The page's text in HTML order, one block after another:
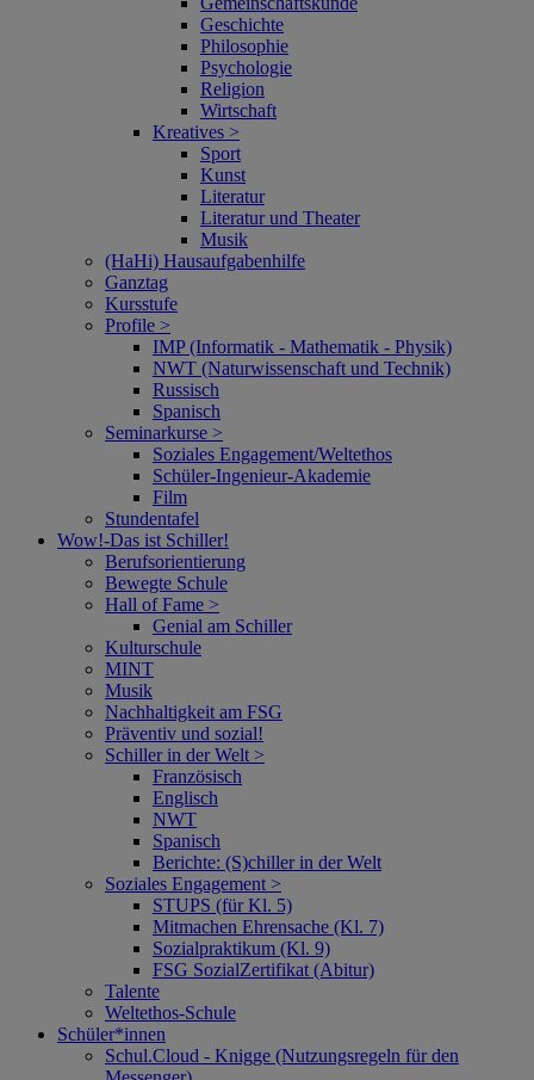
Geschichte
Philosophie
Psychologie
Religion
Wirtschaft
Kreatives >
Sport
Kunst
Literatur
Literatur und Theater
Musik
(HaHi) Hausaufgabenhilfe
Ganztag
Kursstufe
Profile >
IMP (Informatik - Mathematik - Physik)
NWT (Naturwissenschaft und Technik)
Russisch
Spanisch
Seminarkurse >
Soziales Engagement/Weltethos
Schüler-Ingenieur-Akademie
Film
Stundentafel
Wow!‑Das ist Schiller!
Berufsorientierung
Bewegte Schule
Hall of Fame >
Genial am Schiller
Kulturschule
MINT
Musik
Nachhaltigkeit am FSG
Präventiv und sozial!
Schiller in der Welt >
Französisch
Englisch
NWT
Spanisch
Berichte: (S)chiller in der Welt
Soziales Engagement >
STUPS (für Kl. 5)
Mitmachen Ehrensache (Kl. 7)
Sozialpraktikum (Kl. 9)
FSG SozialZertifikat (Abitur)
Talente
Weltethos-Schule
Schüler*innen
Schul.Cloud - Knigge (Nutzungsregeln für den